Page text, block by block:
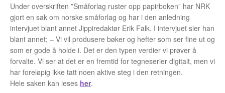
Min konto
Nyheter
Nyhetsarkiv
Opprørets bobler
Under overskriften ”Småforlag ruster opp papirboken” har NRK
gjort en sak om norske småforlag og har i den anledning
intervjuet blant annet Jippiredaktør Erik Falk. I intervjuet sier han
blant annet; – Vi vil produsere bøker og hefter som ser fine ut og
som er gode å holde i. Det er den typen verdier vi prøver å
forvalte. Vi ser at det er en fremtid for tegneserier digitalt, men vi
har foreløpig ikke tatt noen aktive steg i den retningen.
Hele saken kan leses her.